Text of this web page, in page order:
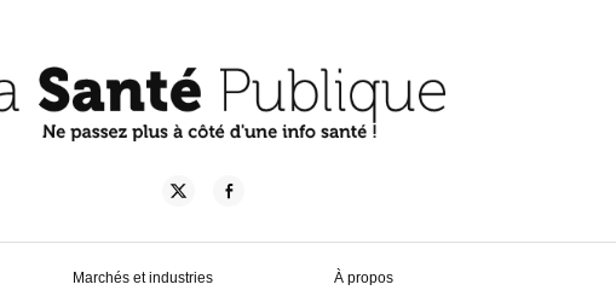
Marchés et industries À propos